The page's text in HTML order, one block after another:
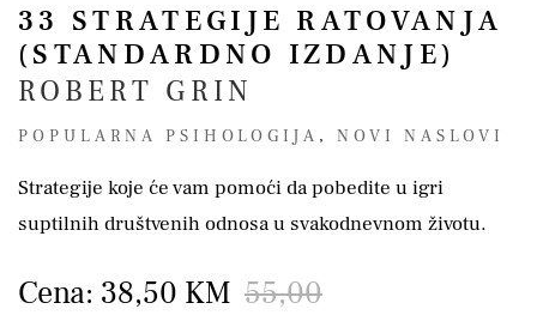
33 STRATEGIJE RATOVANJA
(STANDARDNO IZDANJE)
ROBERT GRIN
POPULARNA PSIHOLOGIJA , NOVI NASLOVI
Strategije koje će vam pomoći da pobedite u igri
suptilnih društvenih odnosa u svakodnevnom životu.
Cena: 38,50 KM 55,00